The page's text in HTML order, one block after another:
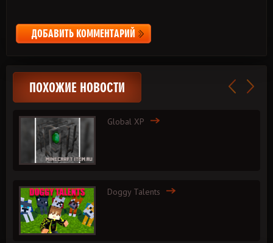
ДОБАВИТЬ КОММЕНТАРИЙ
ПОХОЖИЕ НОВОСТИ
Global XP
Doggy Talents